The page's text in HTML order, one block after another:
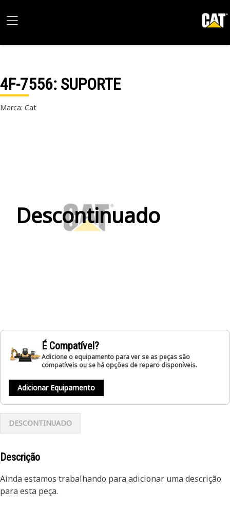
4F-7556: SUPORTE
Marca: Cat
Descontinuado
É Compatível?
Adicione o equipamento para ver se as peças são
compatíveis ou se há opções de reparo disponíveis.
Adicionar Equipamento
DESCONTINUADO
Descrição
Ainda estamos trabalhando para adicionar uma descrição
para esta peça.